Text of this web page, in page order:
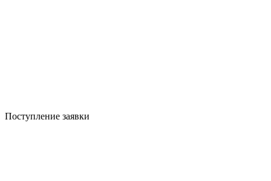
Поступление заявки